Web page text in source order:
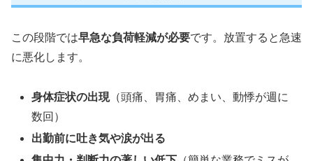
この段階では早急な負荷軽減が必要です。放置すると急速
に悪化します。
身体症状の出現（頭痛、胃痛、めまい、動悸が週に
数回）
出勤前に吐き気や涙が出る